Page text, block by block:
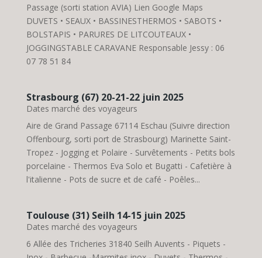
Passage (sorti station AVIA) Lien Google Maps
DUVETS • SEAUX • BASSINESTHERMOS • SABOTS •
BOLSTAPIS • PARURES DE LITCOUTEAUX •
JOGGINGSTABLE CARAVANE Responsable Jessy : 06
07 78 51 84
Strasbourg (67) 20-21-22 juin 2025
Dates marché des voyageurs
Aire de Grand Passage 67114 Eschau (Suivre direction
Offenbourg, sorti port de Strasbourg) Marinette Saint-
Tropez - Jogging et Polaire - Survêtements - Petits bols
porcelaine - Thermos Eva Solo et Bugatti - Cafetière à
l'italienne - Pots de sucre et de café - Poêles...
Toulouse (31) Seilh 14-15 juin 2025
Dates marché des voyageurs
6 Allée des Tricheries 31840 Seilh Auvents - Piquets -